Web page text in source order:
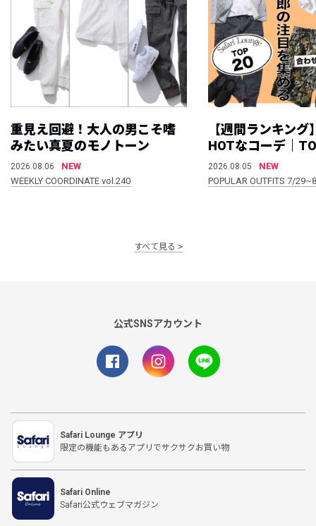
重見え回避！大人の男こそ嗜
みたい真夏のモノトーン
2026.08.06
NEW
WEEKLY COORDINATE vol.240
【週間ランキング
HOTなコーデ｜
2026.08.05
NEW
POPULAR OUTFITS 7/
すべて見る
公式SNSアカウント
Safari Lounge アプリ
限定の機能もあるアプリでサクサクお買い物
Safari Online
Safari公式ウェブマガジン